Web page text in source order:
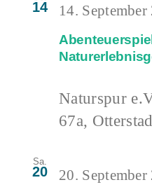
14 14.
Naturspur
67a,
Sa.
20 20.